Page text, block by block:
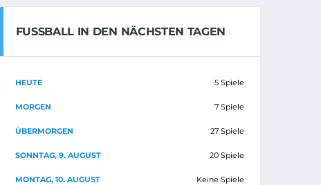
FUSSBALL IN DEN NÄCHSTEN TAGEN
HEUTE 5 Spiele
MORGEN 7 Spiele
ÜBERMORGEN 27 Spiele
SONNTAG, 9. AUGUST 20 Spiele
MONTAG, 10. AUGUST Keine Spiele